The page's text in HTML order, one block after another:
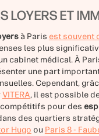
LOYERS ET
à Paris est souvent
les plus
cabinet médical. À
une part
Cependant,
VITERA, il est possible
pour des
des quartiers
Hugo ou Paris 8 -